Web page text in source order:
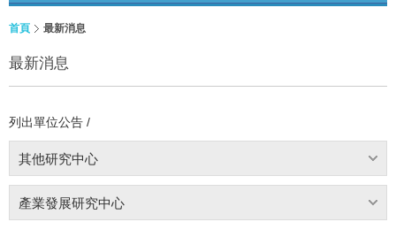
首頁 最新消息
最新消息
列出單位公告 /
其他研究中心
產業發展研究中心